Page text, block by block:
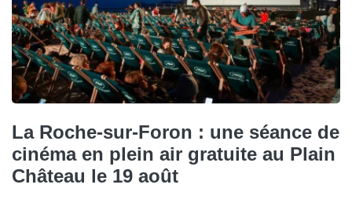
La Roche-sur-Foron : une séance de
cinéma en plein air gratuite au Plain
Château le 19 août